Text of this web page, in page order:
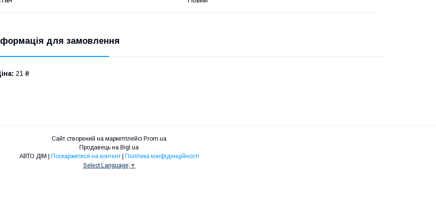
для замовлення
21 ₴
Сайт створений на маркетплейсі Prom.ua
Продавець на Bigl.ua
АВТО ДІМ | Поскаржитися на контент | Політика конфіденційності
Select Language ▼